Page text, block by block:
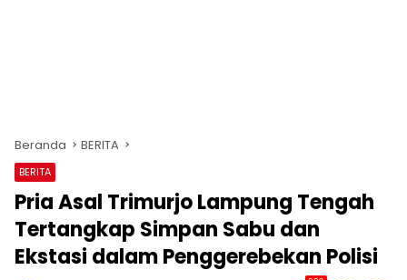
Beranda BERITA
BERITA
Pria Asal Trimurjo Lampung Tengah
Tertangkap Simpan Sabu dan
Ekstasi dalam Penggerebekan Polisi